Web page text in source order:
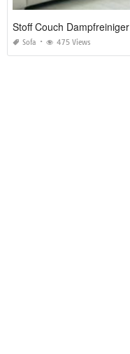
Stoff Couch Dampfreiniger
Sofa 475 Views